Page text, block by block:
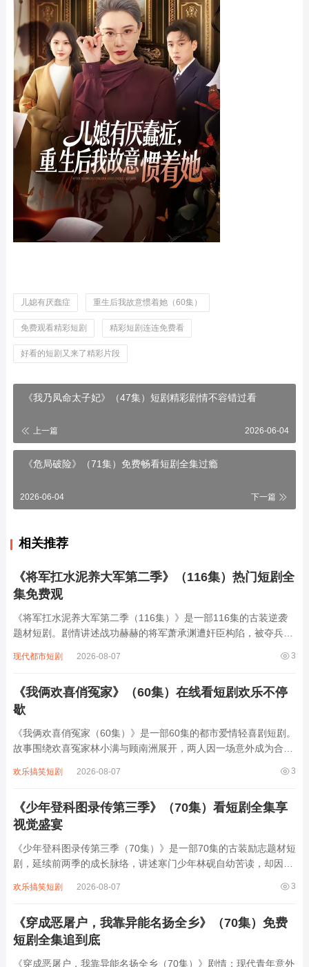
儿媳有厌蠢症 重生后我故意惯着她（60集）
免费观看精彩短剧 精彩短剧连连免费看
好看的短剧又来了精彩片段
《我乃凤命太子妃》（47集）短剧精彩剧情不容错过看
上一篇 2026-06-04
《危局破险》（71集）免费畅看短剧全集过瘾
2026-06-04 下一篇
相关推荐
《将军扛水泥养大军第二季》（116集）热门短剧全
集免费观
《将军扛水泥养大军第二季（116集）》是一部116集的古装逆袭
题材短剧。剧情讲述战功赫赫的将军萧承渊遭奸臣构陷，被夺兵权
生。面对昔日部下被欺压、敌国细作渗透等危机，萧承渊白天在工
3
现代都市短剧 2026-08-07
《我俩欢喜俏冤家》（60集）在线看短剧欢乐不停
歇
《我俩欢喜俏冤家（60集）》是一部60集的都市爱情轻喜剧短剧。
故事围绕欢喜冤家林小满与顾南洲展开，两人因一场意外成为合租
的插画师，顾南洲则是毒舌傲娇的金融精英，日常斗嘴中碰撞出无
3
欢乐搞笑短剧 2026-08-07
《少年登科图录传第三季》（70集）看短剧全集享
视觉盛宴
《少年登科图录传第三季（70集）》是一部70集的古装励志题材短
剧，延续前两季的成长脉络，讲述寒门少年林砚自幼苦读，却因家
科举之路上披荆斩棘，从乡试到殿试层层突围，更在京城结识了志
3
欢乐搞笑短剧 2026-08-07
《穿成恶屠户，我靠异能名扬全乡》（70集）免费
短剧全集追到底
《穿成恶屠户，我靠异能名扬全乡（70集）》剧情：现代青年意外